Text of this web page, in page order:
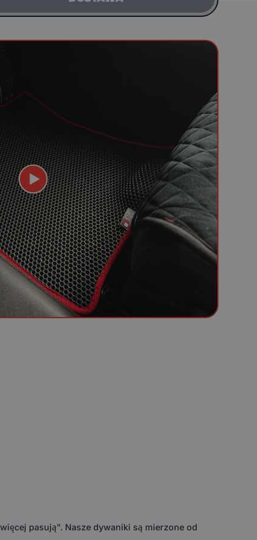
pasują". Nasze dywaniki są mierzone od